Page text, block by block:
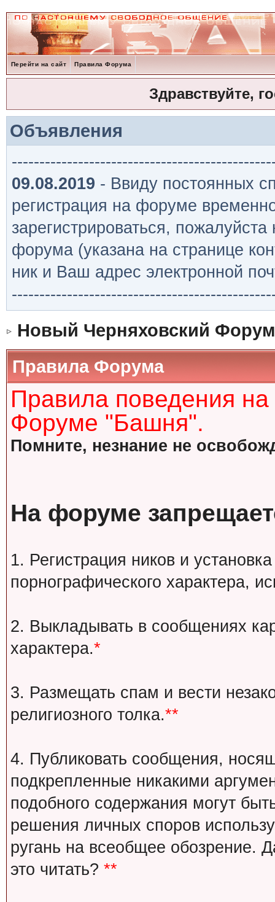
Перейти на сайт Правила Форума
Здравствуйте,
Объявления
09.08.2019 - Ввиду постоянных
регистрация на форуме
зарегистрироваться,
форума (указана на странице
ник и Ваш адрес электронной
Новый Черняховский Форум
Правила Форума
Правила поведения
Форуме "Башня".
Помните, незнание не
На форуме
1. Регистрация ников и
порнографического характера,
2. Выкладывать в сообщениях
характера.*
3. Размещать спам и вести
религиозного толка.**
4. Публиковать сообщения,
подкрепленные никакими
подобного содержания могут
решения личных споров
ругань на всеобщее обозрение.
это читать? **